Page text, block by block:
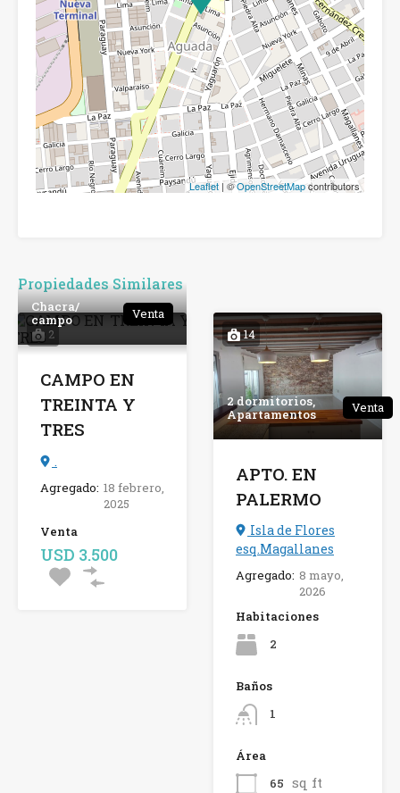
Leaflet | ©OpenStreetMapcontributors
Propiedades Similares
2
Chacra/
campo
Venta
CAMPO EN
TREINTA Y
TRES
.
Agregado: 18 febrero,
2025
Venta
USD 3.500
14
2 dormitorios,
Apartamentos
Venta
APTO. EN
PALERMO
Isla de Flores
esq.Magallanes
Agregado: 8 mayo,
2026
Habitaciones
2
Baños
1
Área
65 sq ft